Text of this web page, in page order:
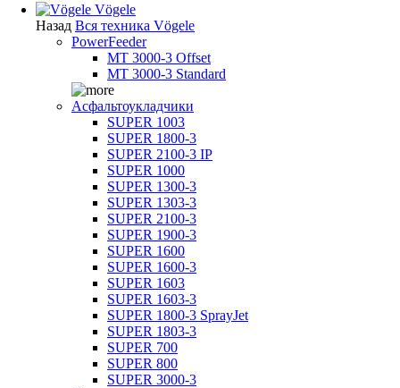
Vögele
Назад Вся техника Vögele
PowerFeeder
MT 3000-3 Offset
MT 3000-3 Standard
Асфальтоукладчики
SUPER 1003
SUPER 1800-3
SUPER 2100-3 IP
SUPER 1000
SUPER 1300-3
SUPER 1303-3
SUPER 2100-3
SUPER 1900-3
SUPER 1600
SUPER 1600-3
SUPER 1603
SUPER 1603-3
SUPER 1800-3 SprayJet
SUPER 1803-3
SUPER 700
SUPER 800
SUPER 3000-3